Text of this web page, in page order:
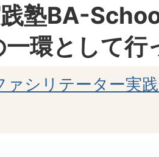
塾BA-
⼀環として⾏
ァシリテーター実